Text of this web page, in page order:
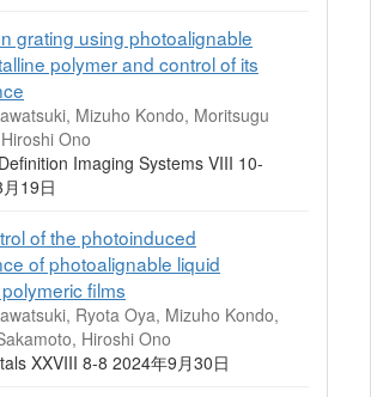
grating using photoalignable
polymer and control of its
Mizuho Kondo, Moritsugu
Ono
Imaging Systems VIII 10-
19日
of the photoinduced
of photoalignable liquid
films
Ryota Oya, Mizuho Kondo,
Hiroshi Ono
XXVIII 8-8 2024年9月30日